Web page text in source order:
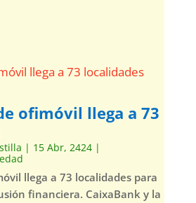
ofimóvil llega a 73
| 15 Abr, 2424|
llega a 73 localidades para
financiera. CaixaBank y la